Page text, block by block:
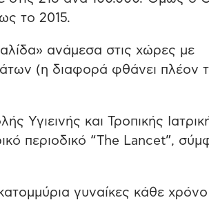
το 2015.
ανάμεσα στις χώρες με
(η διαφορά φθάνει πλέον
Υγιεινής και Τροπικής
περιοδικό “The Lancet”,
γυναίκες κάθε χρόνο